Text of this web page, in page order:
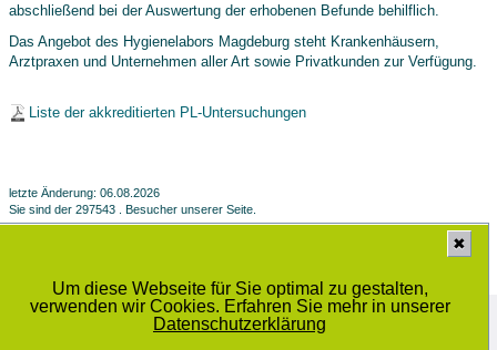
Um diese Webseite für Sie optimal zu gestalten,
verwenden wir Cookies. Erfahren Sie mehr in unserer
Datenschutzerklärung
✖
abschließend bei der Auswertung der erhobenen Befunde behilflich.
Das Angebot des Hygienelabors Magdeburg steht Krankenhäusern,
Arztpraxen und Unternehmen aller Art sowie Privatkunden zur Verfügung.
Liste der akkreditierten PL-Untersuchungen
letzte Änderung: 06.08.2026
Sie sind der 297543 . Besucher unserer Seite.
Medizinisches Labor Prof. Dr. Schenk / Dr. Ansorge und Kollegen GbR
Schwiesaustrasse 11, 39124 Magdeburg
© 2014 - 2025 |Datenschutzbestimmung|